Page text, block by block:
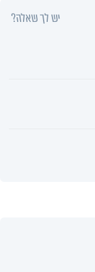
יש לך שאלה?